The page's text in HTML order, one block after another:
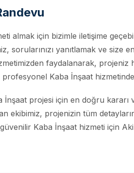
almak için bizimle iletişime
sorularınızı yanıtlamak ve size
faydalanarak, projeniz
Kaba İnşaat
projesi için en doğru kararı
ekibimiz, projenizin tüm
Kaba İnşaat hizmeti için